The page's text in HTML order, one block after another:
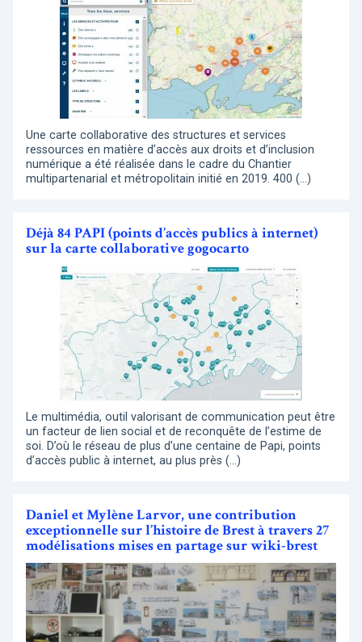
Une carte collaborative des structures et services
ressources en matière d’accès aux droits et d’inclusion
numérique a été réalisée dans le cadre du Chantier
multipartenarial et métropolitain initié en 2019. 400 (…)
Déjà 84 PAPI (points d’accès publics à internet)
sur la carte collaborative gogocarto
Le multimédia, outil valorisant de communication peut être
un facteur de lien social et de reconquête de l’estime de
soi. D’où le réseau de plus d’une centaine de Papi, points
d’accès public à internet, au plus près (…)
Daniel et Mylène Larvor, une contribution
exceptionnelle sur l’histoire de Brest à travers 27
modélisations mises en partage sur wiki-brest